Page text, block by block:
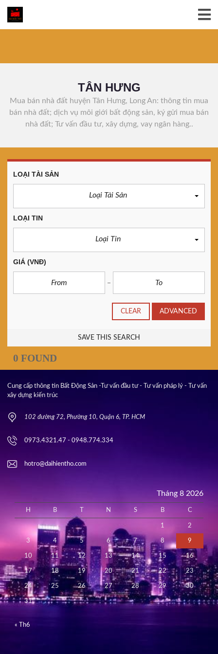
TÂN HƯNG
Mua bán nhà đất huyện Tân Hưng, Long An: thông tin mua
bán nhà đất; dịch vụ môi giới bất động sản, ký gửi mua bán
nhà đất; Tư vấn đầu tư, xây dựng, vay ngân hàng..
LOẠI TÀI SẢN
Loại Tài Sản
LOẠI TIN
Loại Tin
GIÁ (VNĐ)
CLEAR ADVANCED
SAVE THIS SEARCH
0 FOUND
Cung cấp thông tin Bất Động Sản -Tư vấn đầu tư - Tư vấn pháp lý - Tư vấn
xây dựng kiến trúc
102 đường 72, Phường 10, Quận 6, TP. HCM
0973.4321.47 - 0948.774.334
hotro@daihientho.com
Tháng 8 2026
H B N S B C
1 2
3 4 5 6 7 8 9
10 11 12 13 14 15 16
17 18 19 20 21 22 23
24 25 26 27 28 29 30
31
« Th6